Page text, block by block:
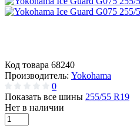
Код товара 68240
Производитель: Yokohama
0
Показать все шины 255/55 R19
Нет в наличии